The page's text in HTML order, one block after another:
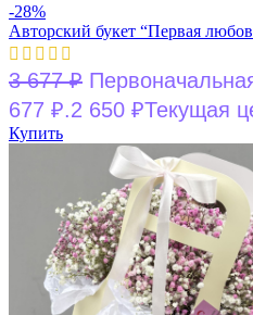
-28%
Авторский букет “Первая
3 677₽
677 ₽.2 650 ₽Текущая
Купить